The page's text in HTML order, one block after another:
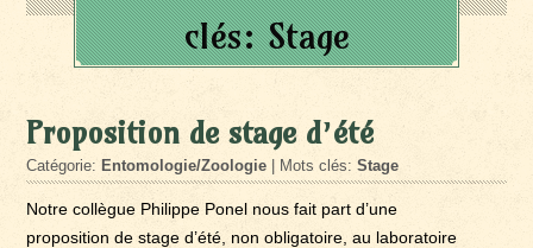
clés:Stage
Proposition de stage d’été
Catégorie: Entomologie/Zoologie | Mots clés:Stage
Notre collègue Philippe Ponel nous fait part d’une
proposition de stage d’été, non obligatoire, au laboratoire